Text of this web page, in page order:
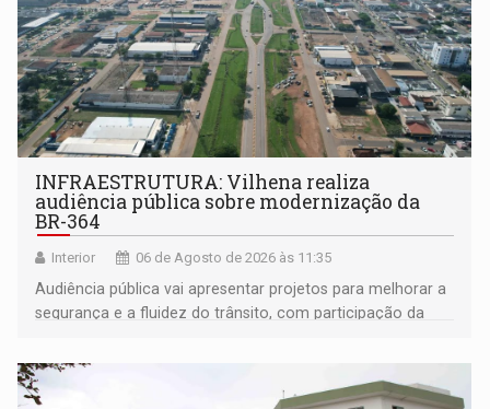
INFRAESTRUTURA: Vilhena realiza
audiência pública sobre modernização da
BR-364
Interior 06 de Agosto de 2026 às 11:35
Audiência pública vai apresentar projetos para melhorar a
segurança e a fluidez do trânsito, com participação da